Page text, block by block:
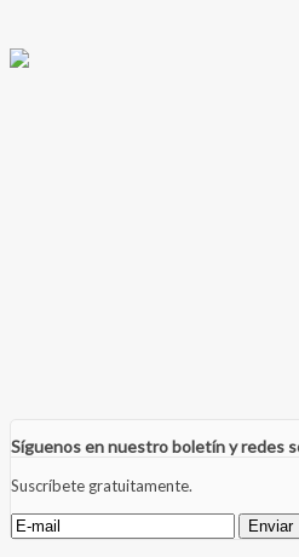
Síguenos en nuestro boletín y redes
Suscríbete gratuitamente.